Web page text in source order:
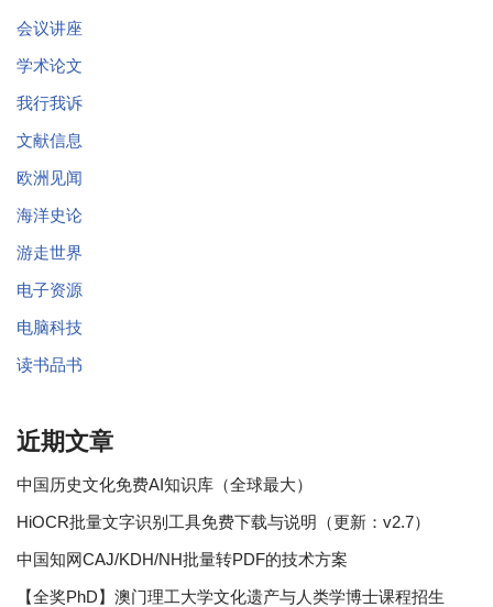
会议讲座
学术论文
我行我诉
文献信息
欧洲见闻
海洋史论
游走世界
电子资源
电脑科技
读书品书
近期文章
中国历史文化免费AI知识库（全球最大）
HiOCR批量文字识别工具免费下载与说明（更新：v2.7）
中国知网CAJ/KDH/NH批量转PDF的技术方案
【全奖PhD】澳门理工大学文化遗产与人类学博士课程招生